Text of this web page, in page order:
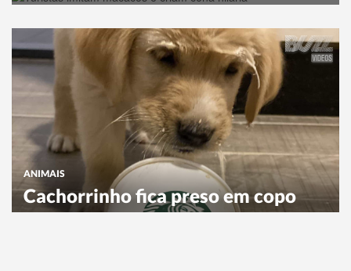
ANIMAIS
Cachorrinho fica preso em copo